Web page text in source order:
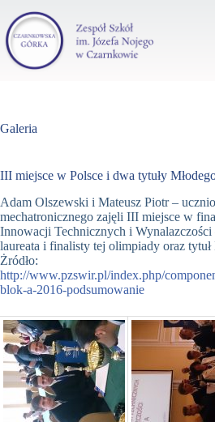
Galeria
III miejsce w Polsce i dwa tytuły
Adam Olszewski i Mateusz Piotr –
mechatronicznego zajęli III miejsce w
Innowacji Technicznych i
laureata i finalisty tej olimpiady oraz tytuł
Żródło:
http://www.pzswir.pl/index.php/
blok-a-2016-podsumowanie